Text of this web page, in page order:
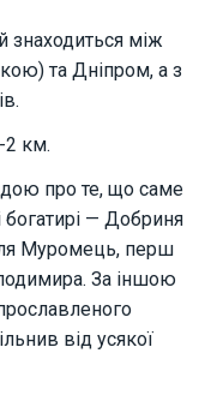
знаходиться між
та Дніпром, а з
2 км.
про те, що саме
богатирі — Добриня
Муромець, перш
За іншою
від усякої